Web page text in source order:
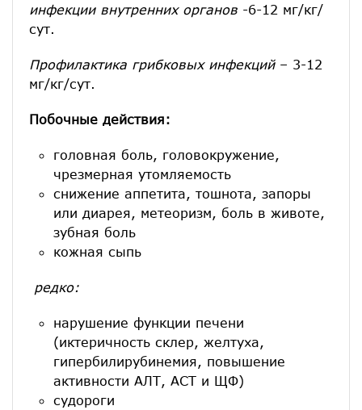
инфекции внутренних органов -6-12 мг/кг/
сут.
Профилактика грибковых инфекций– 3-12
мг/кг/сут.
Побочные действия:
головная боль, головокружение,
чрезмерная утомляемость
снижение аппетита, тошнота, запоры
или диарея, метеоризм, боль в животе,
зубная боль
кожная сыпь
редко:
нарушение функции печени
(иктеричность склер, желтуха,
гипербилирубинемия, повышение
активности АЛТ, АСТ и ЩФ)
судороги